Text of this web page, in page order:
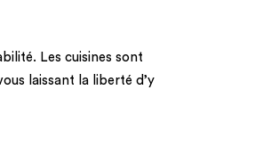
Les cuisines sont
laissant la liberté d’y